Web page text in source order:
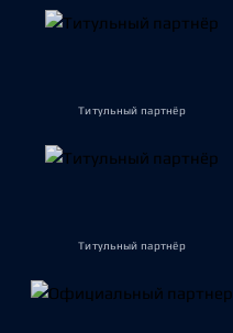
Титульный партнёр
Титульный партнёр